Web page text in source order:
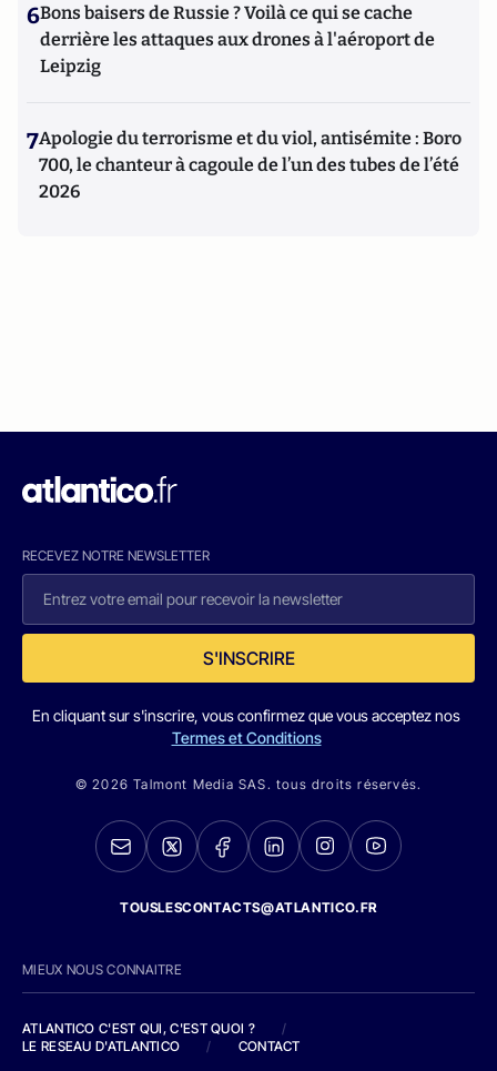
6Bons baisers de Russie ? Voilà ce qui se cache
derrière les attaques aux drones à l'aéroport de
Leipzig
7Apologie du terrorisme et du viol, antisémite : Boro
700, le chanteur à cagoule de l’un des tubes de l’été
2026
RECEVEZ NOTRE NEWSLETTER
S'INSCRIRE
En cliquant sur s'inscrire, vous confirmez que vous acceptez nos
Termes et Conditions
© 2026 Talmont Media SAS. tous droits réservés.
TOUSLESCONTACTS@ATLANTICO.FR
MIEUX NOUS CONNAITRE
ATLANTICO C'EST QUI, C'EST QUOI ?
/
LE RESEAU D'ATLANTICO
/ CONTACT